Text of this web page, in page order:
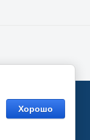
Хорошо